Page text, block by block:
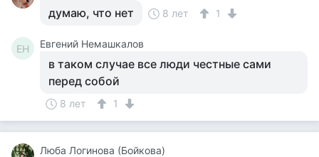
думаю, что нет 8 лет 1
ЕН Евгений Немашкалов
в таком случае все люди честные сами
перед собой
8 лет 1
Люба Логинова (Бойкова)